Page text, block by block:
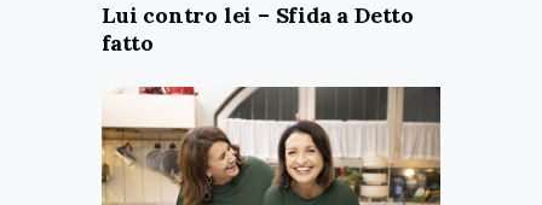
Lui contro lei – Sfida a Detto
fatto